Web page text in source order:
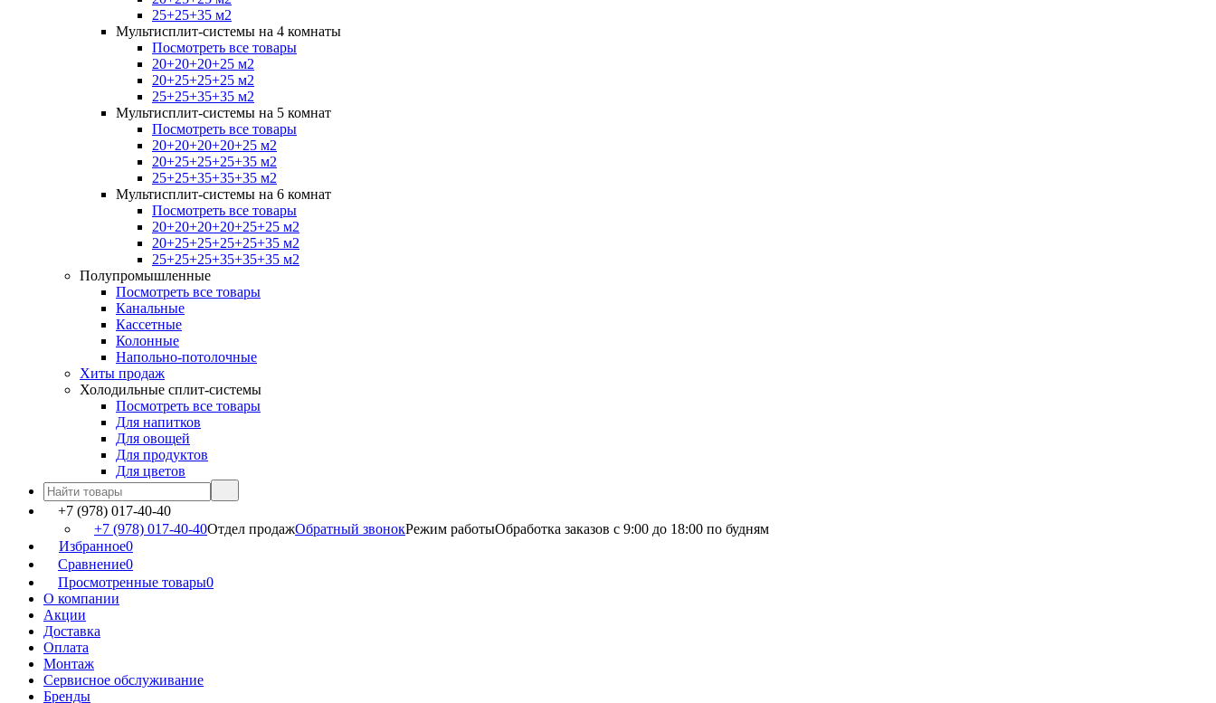
25+25+35 м2
Мультисплит-системы на 4 комнаты
Посмотреть все товары
20+20+20+25 м2
20+25+25+25 м2
25+25+35+35 м2
Мультисплит-системы на 5 комнат
Посмотреть все товары
20+20+20+20+25 м2
20+25+25+25+35 м2
25+25+35+35+35 м2
Мультисплит-системы на 6 комнат
Посмотреть все товары
20+20+20+20+25+25 м2
20+25+25+25+25+35 м2
25+25+25+35+35+35 м2
Полупромышленные
Посмотреть все товары
Канальные
Кассетные
Колонные
Напольно-потолочные
Хиты продаж
Холодильные сплит-системы
Посмотреть все товары
Для напитков
Для овощей
Для продуктов
Для цветов
+7 (978) 017-40-40
+7 (978) 017-40-40Отдел продажОбратный звонокРежим работыОбработка заказов с 9:00 до 18:00 по будням
Избранное0
Сравнение0
Просмотренные товары0
О компании
Акции
Доставка
Оплата
Монтаж
Сервисное обслуживание
Бренды